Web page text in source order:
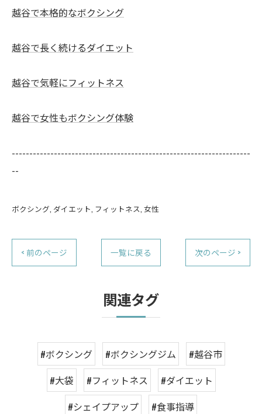
越谷で本格的なボクシング
越谷で長く続けるダイエット
越谷で気軽にフィットネス
越谷で女性もボクシング体験
--------------------------------------------------------------------
--
ボクシング ダイエット フィットネス 女性
< 前のページ 一覧に戻る 次のページ >
関連タグ
#ボクシング #ボクシングジム
#越谷市
#大袋
#フィットネス
#ダイエット
#シェイプアップ
#食事指導